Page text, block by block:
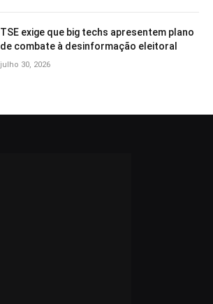
TSE exige que big techs apresentem plano
de combate à desinformação eleitoral
julho 30, 2026